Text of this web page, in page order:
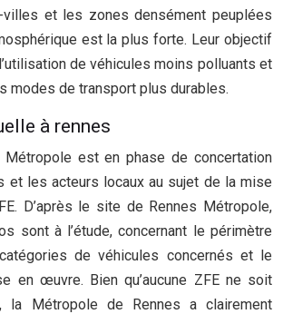
et les zones densément peuplées
est la plus forte. Leur objectif
de véhicules moins polluants et
modes de transport plus durables.
à rennes
Métropole est en phase de concertation
et les acteurs locaux au sujet de la mise
D’après le site de Rennes Métropole,
sont à l’étude, concernant le périmètre
de véhicules concernés et le
en œuvre. Bien qu’aucune ZFE ne soit
la Métropole de Rennes a clairement